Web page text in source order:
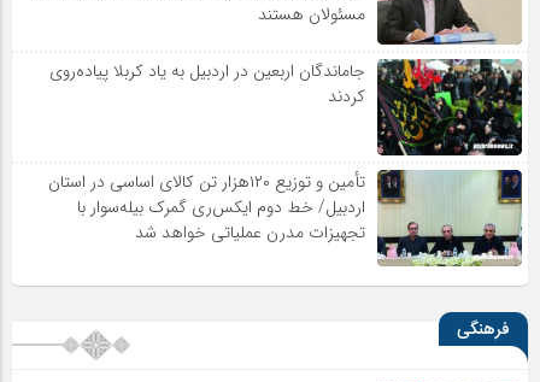
مسئولان هستند
جاماندگان اربعین در اردبیل به یاد کربلا پیاده‌روی
کردند
تأمین و توزیع ۱۲۰هزار تن کالای اساسی در استان
اردبیل/ خط دوم ایکس‌ری گمرک بیله‌سوار با
تجهیزات مدرن عملیاتی خواهد شد
فرهنگی